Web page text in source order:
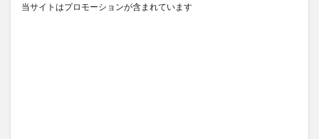
当サイトはプロモーションが含まれています